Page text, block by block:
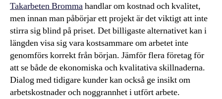
Takarbeten Brommahandlar om kostnad och kvalitet,
men innan man påbörjar ett projekt är det viktigt att inte
stirra sig blind på priset. Det billigaste alternativet kan i
längden visa sig vara kostsammare om arbetet inte
genomförs korrekt från början. Jämför flera företag för
att se både de ekonomiska och kvalitativa skillnaderna.
Dialog med tidigare kunder kan också ge insikt om
arbetskostnader och noggrannhet i utfört arbete.